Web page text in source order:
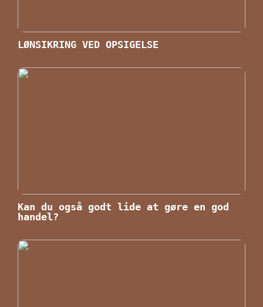
LØNSIKRING VED OPSIGELSE
Kan du også godt lide at gøre en god
handel?